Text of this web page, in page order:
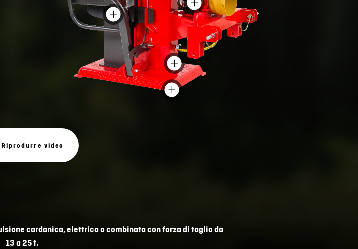
Riprodurre video
cardanica, elettrica o combinata con forza di taglio da
13 a 25 t.